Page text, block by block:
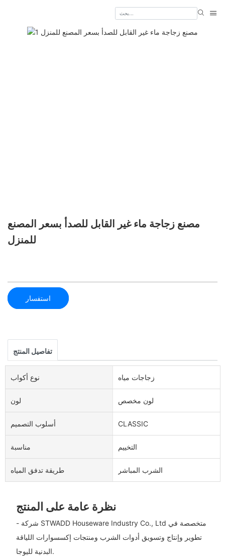
مصنع زجاجة ماء غير القابل للصدأ بسعر المصنع
للمنزل
استفسار
تفاصيل المنتج
نوع أكواب زجاجات مياه
لون لون مخصص
أسلوب التصميم CLASSIC
مناسبة التخييم
طريقة تدفق المياه الشرب المباشر
نظرة عامة على المنتج
- شركة STWADD Houseware Industry Co., Ltd متخصصة في
تطوير وإنتاج وتسويق أدوات الشرب ومنتجات إكسسوارات اللياقة
البدنية لليوجا.